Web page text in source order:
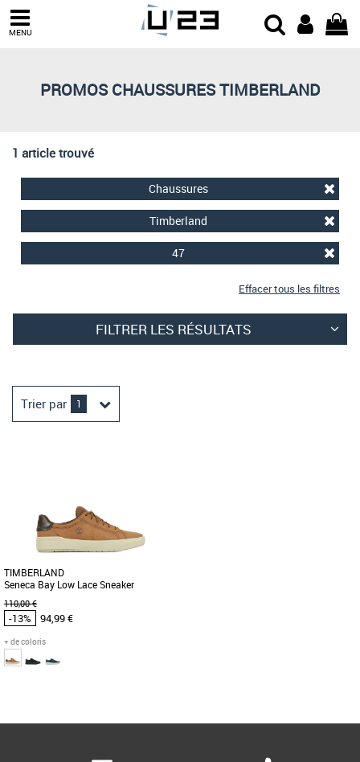
MENU
PROMOS CHAUSSURES TIMBERLAND
1 article trouvé
Chaussures
Timberland
47
Effacer tous les filtres
FILTRER LES RÉSULTATS
Trier par 1
Trier par
Prix croissant
Meilleures remises
TIMBERLAND
Seneca Bay Low Lace Sneaker
110,00 €
-13% 94,99 €
+ de coloris